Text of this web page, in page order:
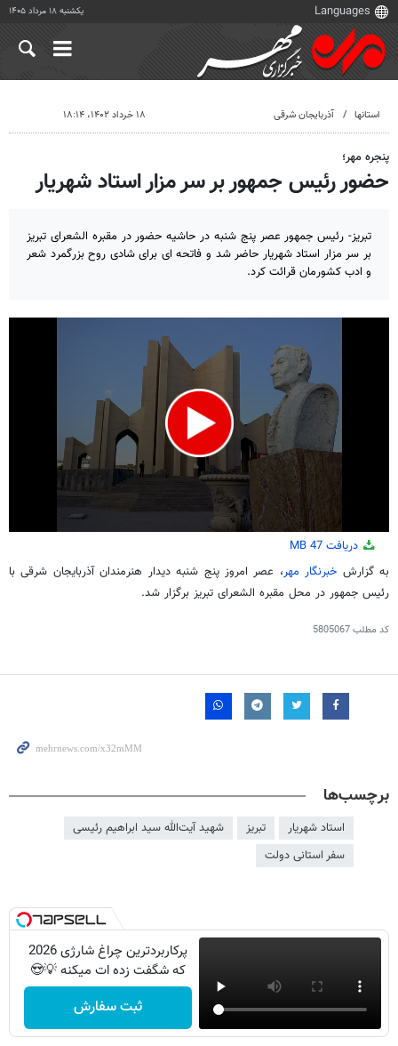
یکشنبه ۱۸ مرداد ۱۴۰۵
استانها آذربایجان شرقی ۱۸ خرداد ۱۴۰۲، ۱۸:۱۴
پنجره مهر؛
حضور رئیس جمهور بر سر مزار استاد شهریار
تبریز- رئیس جمهور عصر پنج شنبه در حاشیه حضور در مقبره الشعرای تبریز
بر سر مزار استاد شهریار حاضر شد و فاتحه ای برای شادی روح بزرگمرد شعر
و ادب کشورمان قرائت کرد.
0
of
1
دریافت 47 MB
به گزارش خبرنگار مهر، عصر امروز پنج شنبه دیدار هنرمندان آذربایجان شرقی با
رئیس جمهور در محل مقبره الشعرای تبریز برگزار شد.
کد مطلب5805067
برچسب‌ها
استاد شهریار تبریز
شهید آیت‌الله سید ابراهیم رئیسی
سفر استانی دولت
پرکاربردترین چراغ شارژی 2026
که شگفت زده ات میکنه 💡😍
ثبت سفارش